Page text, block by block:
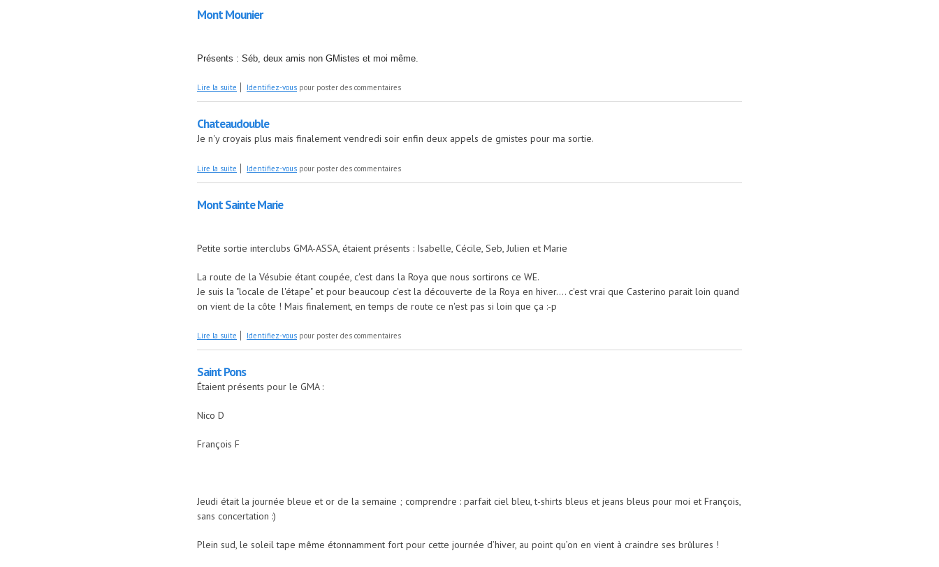
Mont Mounier
Présents : Séb, deux amis non GMistes et moi même.
Lire la suite de Mont Mounier
Identifiez-vous pour poster des commentaires
Chateaudouble
Je n'y croyais plus mais finalement vendredi soir enfin deux appels de gmistes pour ma sortie.
Lire la suite de Chateaudouble
Identifiez-vous pour poster des commentaires
Mont Sainte Marie
Petite sortie interclubs GMA-ASSA, étaient présents : Isabelle, Cécile, Seb, Julien et Marie
La route de la Vésubie étant coupée, c'est dans la Roya que nous sortirons ce WE.
Je suis la "locale de l'étape" et pour beaucoup c'est la découverte de la Roya en hiver.... c'est vrai que Casterino parait loin quand
on vient de la côte ! Mais finalement, en temps de route ce n'est pas si loin que ça :-p
Lire la suite de Mont Sainte Marie
Identifiez-vous pour poster des commentaires
Saint Pons
Étaient présents pour le GMA :
Nico D
François F
Jeudi était la journée bleue et or de la semaine ; comprendre : parfait ciel bleu, t-shirts bleus et jeans bleus pour moi et François,
sans concertation :)
Plein sud, le soleil tape même étonnamment fort pour cette journée d’hiver, au point qu’on en vient à craindre ses brûlures !